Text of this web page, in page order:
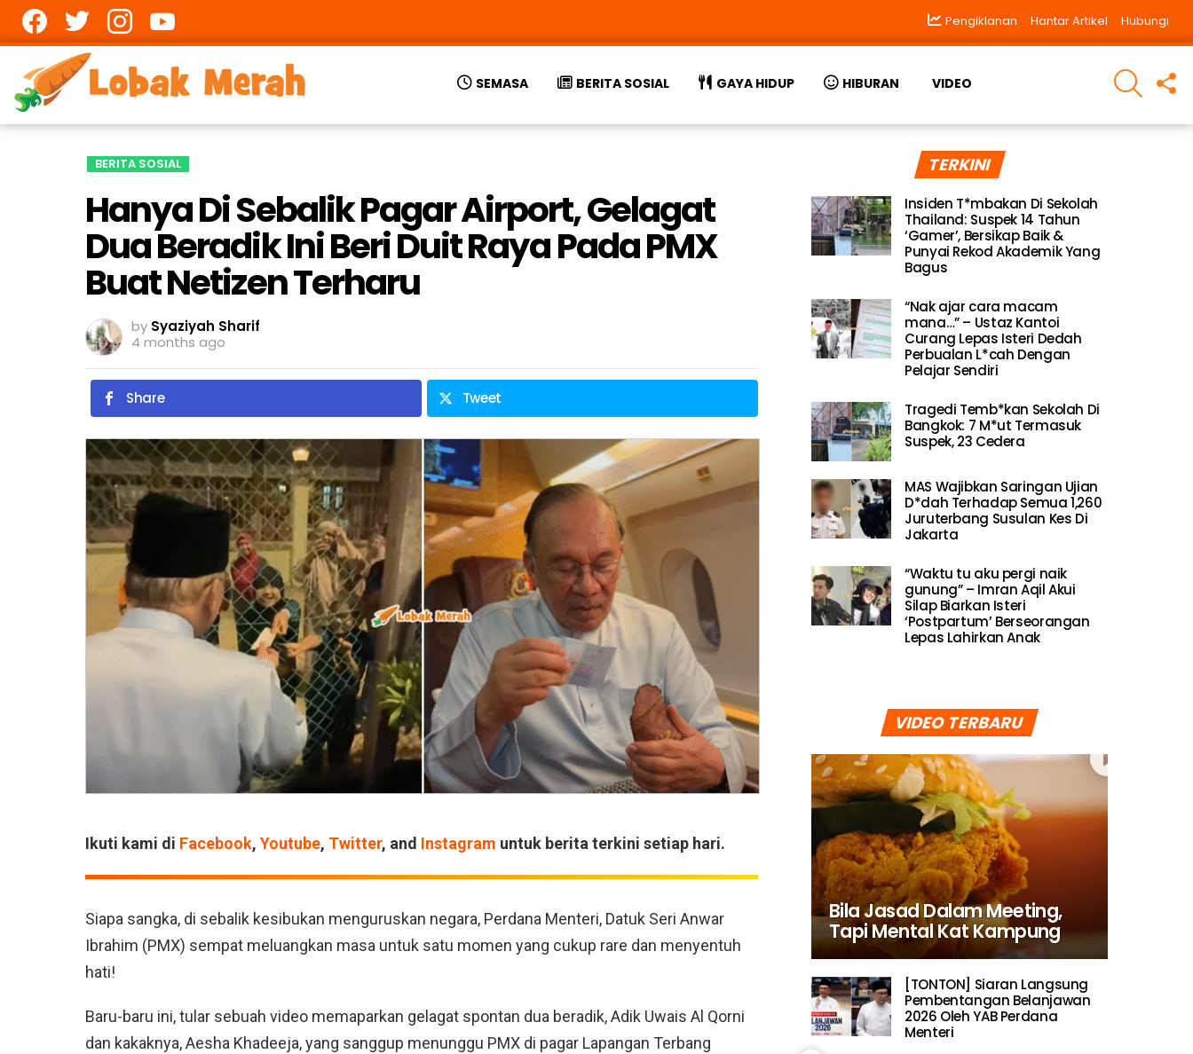
Pengiklanan Hantar Artikel Hubungi
SEMASA BERITA SOSIAL GAYA HIDUP HIBURAN VIDEO
SEARCH
BERITA SOSIAL
Hanya Di Sebalik Pagar Airport, Gelagat
Dua Beradik Ini Beri Duit Raya Pada PMX
Buat Netizen Terharu
by Syaziyah Sharif
4 months ago
Share Tweet
Ikuti kami di Facebook, Youtube, Twitter, and Instagram untuk berita terkini setiap hari.
Siapa sangka, di sebalik kesibukan menguruskan negara, Perdana Menteri, Datuk Seri Anwar
Ibrahim (PMX) sempat meluangkan masa untuk satu momen yang cukup rare dan menyentuh
hati!
Baru-baru ini, tular sebuah video memaparkan gelagat spontan dua beradik, Adik Uwais Al Qorni
dan kakaknya, Aesha Khadeeja, yang sanggup menunggu PMX di pagar Lapangan Terbang
TERKINI
Insiden T*mbakan Di Sekolah
Thailand: Suspek 14 Tahun
‘Gamer’, Bersikap Baik &
Punyai Rekod Akademik Yang
Bagus
“Nak ajar cara macam
mana…” – Ustaz Kantoi
Curang Lepas Isteri Dedah
Perbualan L*cah Dengan
Pelajar Sendiri
Tragedi Temb*kan Sekolah Di
Bangkok: 7 M*ut Termasuk
Suspek, 23 Cedera
MAS Wajibkan Saringan Ujian
D*dah Terhadap Semua 1,260
Juruterbang Susulan Kes Di
Jakarta
“Waktu tu aku pergi naik
gunung” – Imran Aqil Akui
Silap Biarkan Isteri
‘Postpartum’ Berseorangan
Lepas Lahirkan Anak
VIDEO TERBARU
Bila Jasad Dalam Meeting,
Tapi Mental Kat Kampung
[TONTON] Siaran Langsung
Pembentangan Belanjawan
2026 Oleh YAB Perdana
Menteri